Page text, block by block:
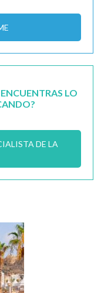
LO
DE LA